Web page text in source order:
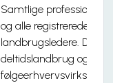
Samtlige
og alle registrerede
landbrugsledere.
deltidslandbrug og